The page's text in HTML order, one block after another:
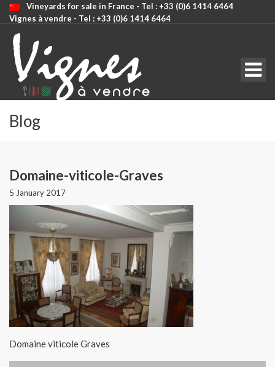
Vineyards for sale in France - Tel : +33 (0)6 1414 6464
Vignes à vendre - Tel : +33 (0)6 1414 6464
CODE: SELECT ALL
Blog
Domaine-viticole-Graves
5 January 2017
Domaine viticole Graves